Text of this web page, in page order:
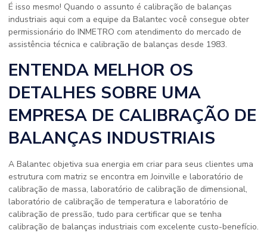
É isso mesmo! Quando o assunto é calibração de balanças
industriais aqui com a equipe da Balantec você consegue obter
permissionário do INMETRO com atendimento do mercado de
assistência técnica e calibração de balanças desde 1983.
ENTENDA MELHOR OS
DETALHES SOBRE UMA
EMPRESA DE CALIBRAÇÃO DE
BALANÇAS INDUSTRIAIS
A Balantec objetiva sua energia em criar para seus clientes uma
estrutura com matriz se encontra em Joinville e laboratório de
calibração de massa, laboratório de calibração de dimensional,
laboratório de calibração de temperatura e laboratório de
calibração de pressão, tudo para certificar que se tenha
calibração de balanças industriais com excelente custo-benefício.